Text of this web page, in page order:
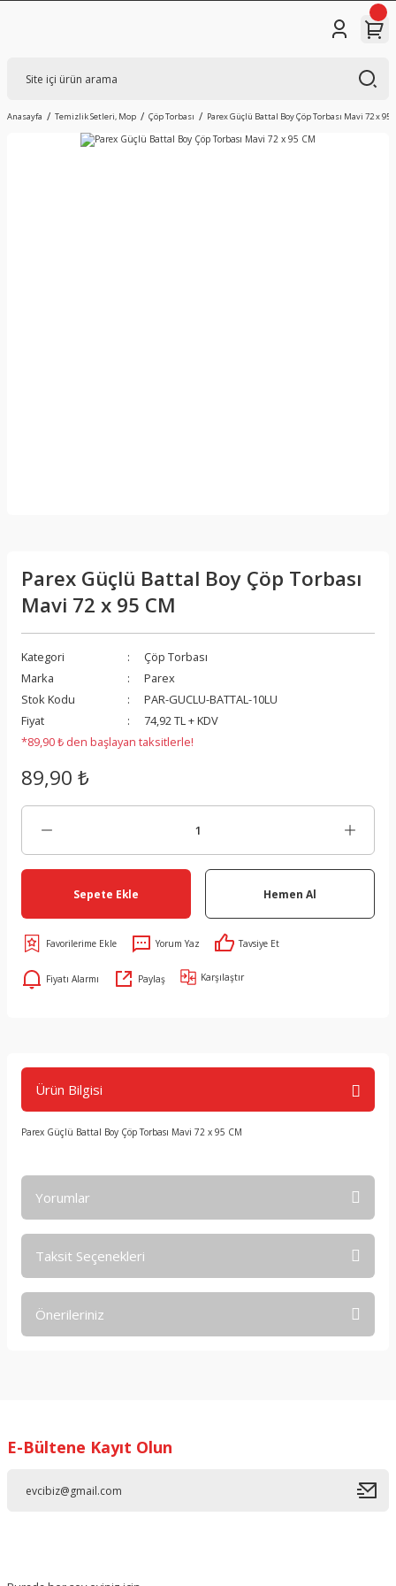
Anasayfa Temizlik Setleri, Mop Çöp Torbası Parex Güçlü Battal Boy Çöp Torbası Mavi 72 x 95
Parex Güçlü Battal Boy Çöp Torbası
Mavi 72 x 95 CM
Kategori
Çöp Torbası
Marka
Parex
Stok Kodu
PAR-GUCLU-BATTAL-10LU
Fiyat
74,92 TL + KDV
*89,90 ₺ den başlayan taksitlerle!
89,90 ₺
Sepete Ekle Hemen Al
Yorum Yaz Tavsiye Et
Fiyatı Alarmı Paylaş Karşılaştır
Ürün Bilgisi
Parex Güçlü Battal Boy Çöp Torbası Mavi 72 x 95 CM
Yorumlar
Taksit Seçenekleri
Önerileriniz
Ürün resmi kalitesiz, bozuk veya görüntülenemiyor.
E-Bültene Kayıt Olun